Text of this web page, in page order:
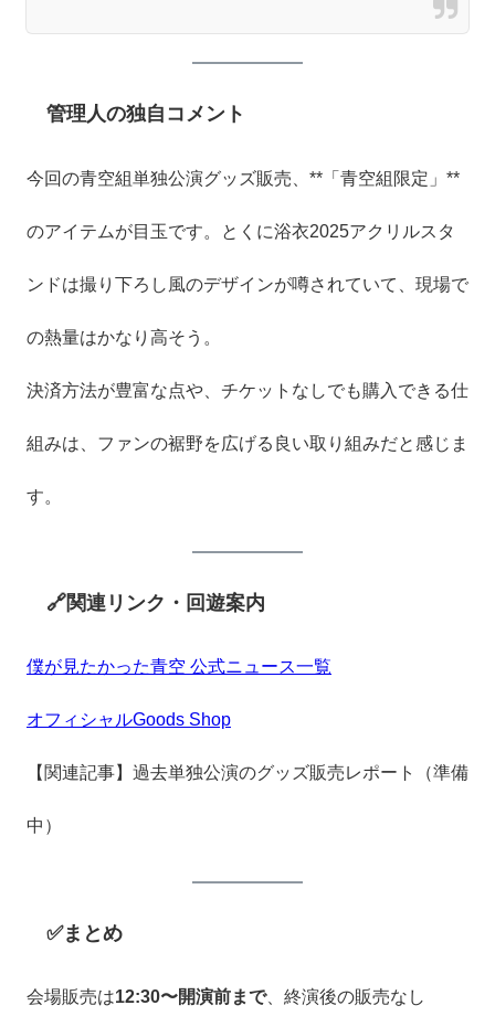
管理人の独自コメント
今回の青空組単独公演グッズ販売、**「青空組限定」**
のアイテムが目玉です。とくに浴衣2025アクリルスタ
ンドは撮り下ろし風のデザインが噂されていて、現場で
の熱量はかなり高そう。
決済方法が豊富な点や、チケットなしでも購入できる仕
組みは、ファンの裾野を広げる良い取り組みだと感じま
す。
🔗関連リンク・回遊案内
僕が見たかった青空 公式ニュース一覧
オフィシャルGoods Shop
【関連記事】過去単独公演のグッズ販売レポート（準備
中）
✅まとめ
会場販売は12:30〜開演前まで、終演後の販売なし